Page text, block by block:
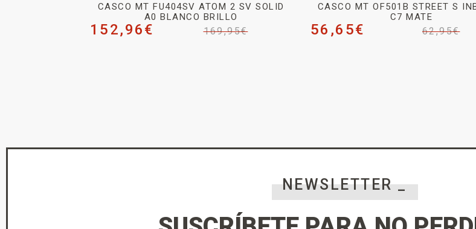
CASCO MT FU404SV ATOM 2 SV SOLID
A0 BLANCO BRILLO
169,95€
152,96€
CASCO MT OF501B STREET S
C7 MATE
62,95€
56,65€
NEWSLETTER _